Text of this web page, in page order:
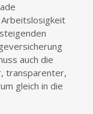
auch die
transparenter,
gleich in die